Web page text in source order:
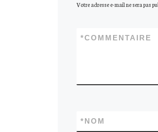
Votre adresse e-mail ne sera pas
COMMENTAIRE
*
NOM
*